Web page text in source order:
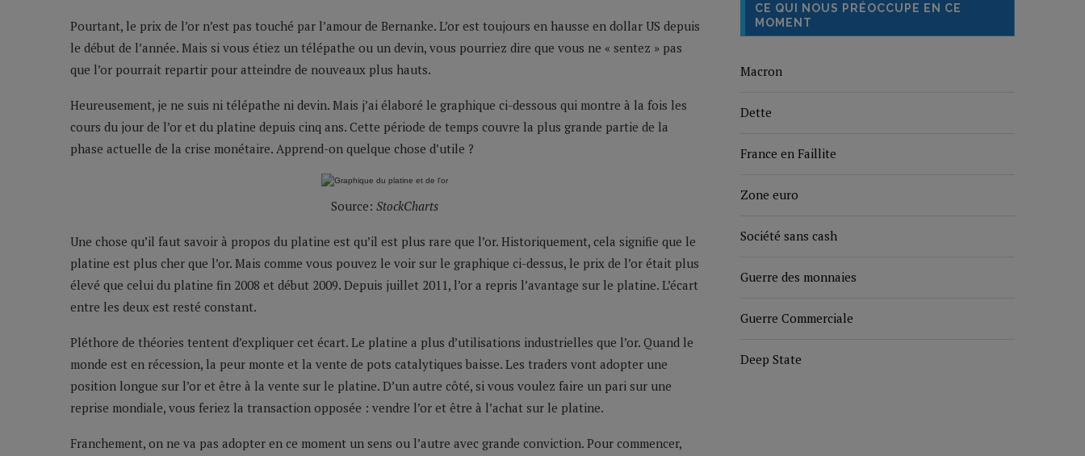
Pourtant, le prix de l’or n’est pas touché par l’amour de Bernanke. L’or est toujours en hausse en dollar US depuis
le début de l’année. Mais si vous étiez un télépathe ou un devin, vous pourriez dire que vous ne « sentez » pas
que l’or pourrait repartir pour atteindre de nouveaux plus hauts.
Heureusement, je ne suis ni télépathe ni devin. Mais j’ai élaboré le graphique ci-dessous qui montre à la fois les
cours du jour de l’or et du platine depuis cinq ans. Cette période de temps couvre la plus grande partie de la
phase actuelle de la crise monétaire. Apprend-on quelque chose d’utile ?
Source:StockCharts
Une chose qu’il faut savoir à propos du platine est qu’il est plus rare que l’or. Historiquement, cela signifie que le
platine est plus cher que l’or. Mais comme vous pouvez le voir sur le graphique ci-dessus, le prix de l’or était plus
élevé que celui du platine fin 2008 et début 2009. Depuis juillet 2011, l’or a repris l’avantage sur le platine. L’écart
entre les deux est resté constant.
Pléthore de théories tentent d’expliquer cet écart. Le platine a plus d’utilisations industrielles que l’or. Quand le
monde est en récession, la peur monte et la vente de pots catalytiques baisse. Les traders vont adopter une
position longue sur l’or et être à la vente sur le platine. D’un autre côté, si vous voulez faire un pari sur une
reprise mondiale, vous feriez la transaction opposée : vendre l’or et être à l’achat sur le platine.
Franchement, on ne va pas adopter en ce moment un sens ou l’autre avec grande conviction. Pour commencer,
CE QUI NOUS PRÉOCCUPE EN CE
MOMENT
Macron
Dette
France en Faillite
Zone euro
Société sans cash
Guerre des monnaies
Guerre Commerciale
Deep State